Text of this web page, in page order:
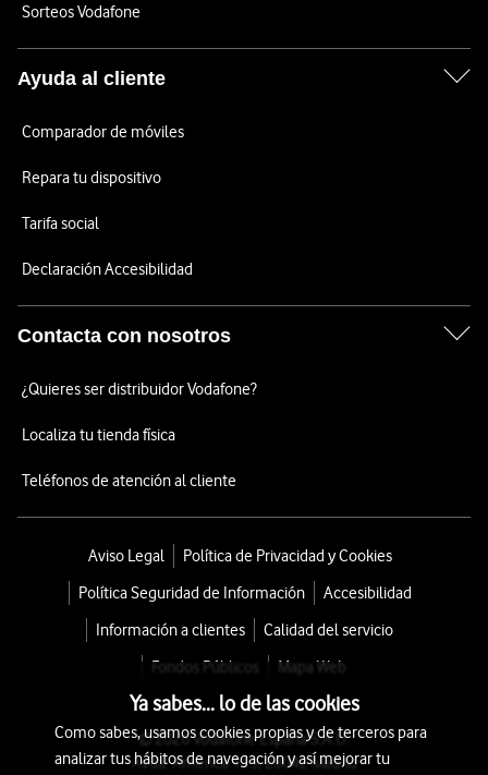
Sorteos Vodafone
Ayuda al cliente
Comparador de móviles
Repara tu dispositivo
Tarifa social
Declaración Accesibilidad
Contacta con nosotros
¿Quieres ser distribuidor Vodafone?
Localiza tu tienda física
Teléfonos de atención al cliente
Aviso Legal
Política de Privacidad y Cookies
Política Seguridad de Información
Accesibilidad
Información a clientes
Calidad del servicio
Fondos Públicos
Mapa Web
© 2026 Vodafone España S.A.U.
Avda. América 115, 28042 Madrid
Ya sabes... lo de las cookies
Como sabes, usamos cookies propias y de terceros para
analizar tus hábitos de navegación y así mejorar tu